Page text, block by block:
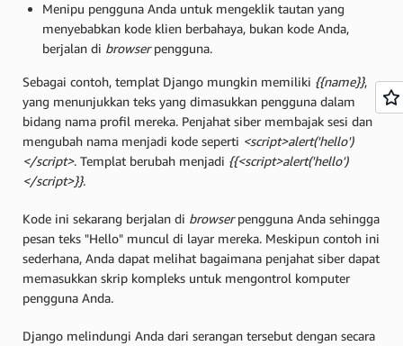
Menipu pengguna Anda untuk mengeklik tautan yang
menyebabkan kode klien berbahaya, bukan kode Anda,
berjalan di browserpengguna.
Sebagai contoh, templat Django mungkin memiliki {{name}},
yang menunjukkan teks yang dimasukkan pengguna dalam
bidang nama profil mereka. Penjahat siber membajak sesi dan
mengubah nama menjadi kode seperti <script>alert('hello')
</script>. Templat berubah menjadi {{<script>alert('hello')
</script>}}.
Kode ini sekarang berjalan di browserpengguna Anda sehingga
pesan teks "Hello" muncul di layar mereka. Meskipun contoh ini
sederhana, Anda dapat melihat bagaimana penjahat siber dapat
memasukkan skrip kompleks untuk mengontrol komputer
pengguna Anda.
Django melindungi Anda dari serangan tersebut dengan secara